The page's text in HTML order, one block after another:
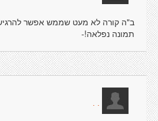
ב"ה קורה לא מעט שממש אפשר
תמונה נפלאה!-